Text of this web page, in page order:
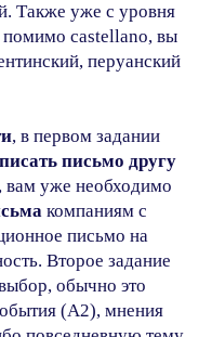
Также уже с уровня
помимо castellano, вы
перуанский
, в первом задании
письмо другу
, вам уже необходимо
компаниям с
письмо на
Второе задание
обычно это
(A2), мнения